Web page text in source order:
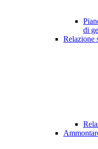
di
Relazione